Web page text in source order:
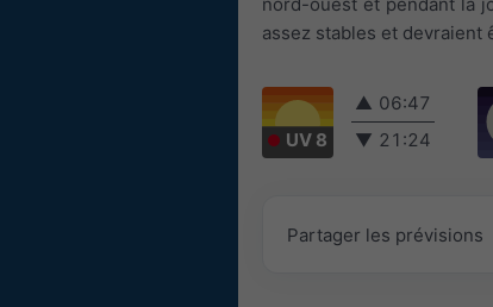
assez stables et devraient
UV 8
▲ 06:47
▼ 21:24
Partager les prévisions